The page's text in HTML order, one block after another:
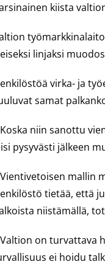
kiista
linjaksi
virka- ja
samat
niin sanottu
pysyvästi jälkeen
mallin
tietää, että
niistämällä,
on turvattava
ei hoidu